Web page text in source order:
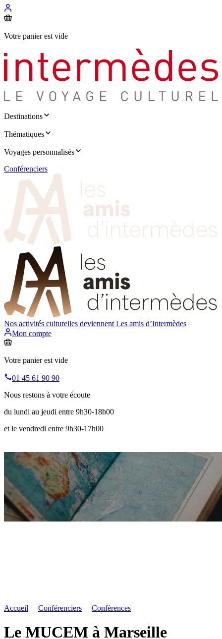
Votre panier est vide
Destinations
Thématiques
Voyages personnalisés
Conférenciers
Nos activités culturelles deviennent Les amis d’Intermèdes
Mon compte
Votre panier est vide
01 45 61 90 90
Nous restons à votre écoute
du lundi au jeudi entre 9h30-18h00
et le vendredi entre 9h30-17h00
Accueil Conférenciers Conférences
Le MUCEM à Marseille